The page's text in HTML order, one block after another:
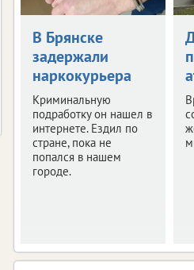
В Брянске
задержали
наркокурьера
Криминальную
подработку он нашел в
интернете. Ездил по
стране, пока не
попался в нашем
городе.